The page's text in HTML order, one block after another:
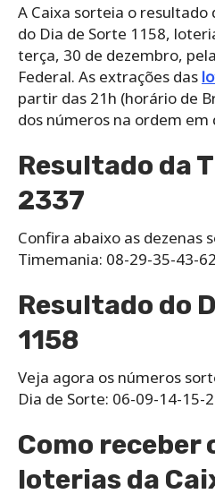
A Caixa sorteia o resultado
do Dia de Sorte 1158,
terça, 30 de dezembro,
Federal. As extrações das
partir das 21h (horário de
dos números na ordem em
Resultado da
2337
Confira abaixo as dezenas
Timemania: 08-29-35-43-
Resultado do
1158
Veja agora os números
Dia de Sorte: 06-09-14-15-
Como receber
loterias da